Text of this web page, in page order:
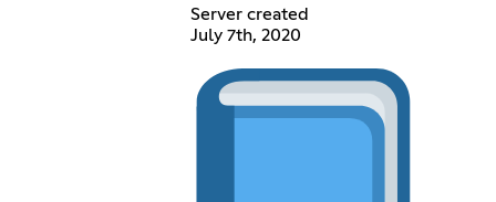
Server created
July 7th, 2020